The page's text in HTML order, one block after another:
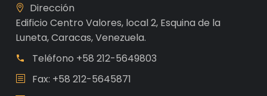
Dirección
Edificio Centro Valores, local 2, Esquina de la
Luneta, Caracas, Venezuela.
Teléfono +58 212-5649803
Fax: +58 212-5645871